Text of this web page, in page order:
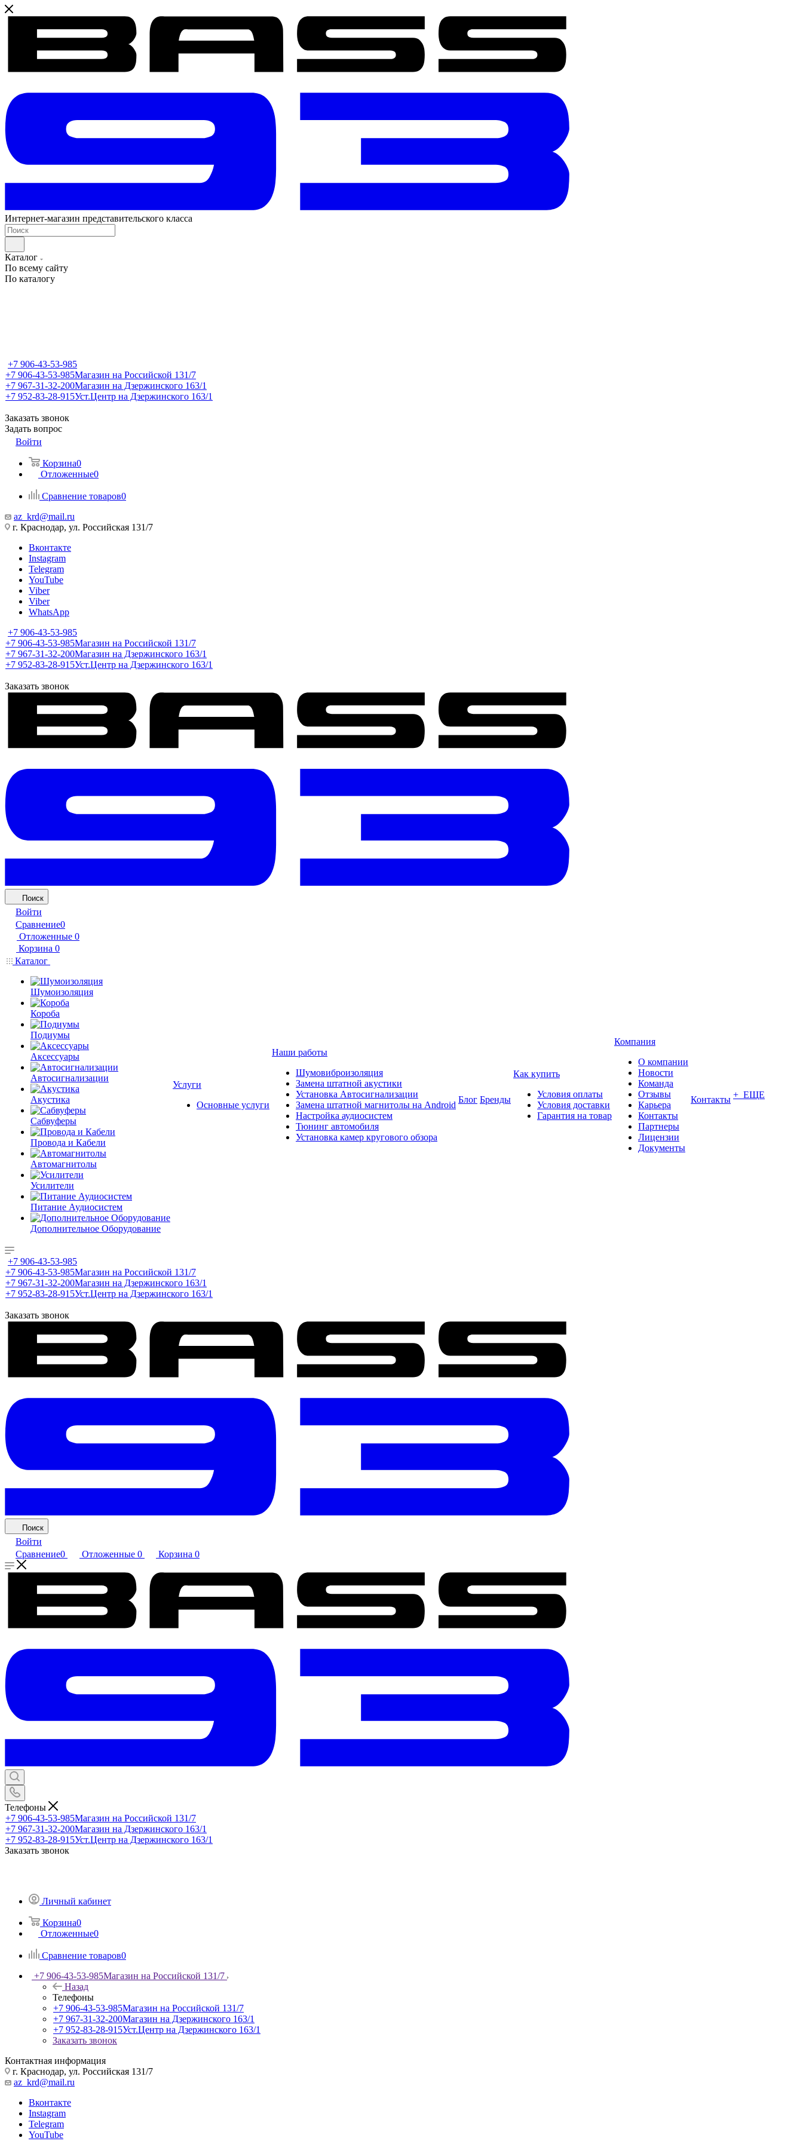
Интернет-магазин представительского класса
Каталог
По всему сайту
По каталогу
+7 906-43-53-985
+7 906-43-53-985Магазин на Российской 131/7
+7 967-31-32-200Магазин на Дзержинского 163/1
+7 952-83-28-915Уст.Центр на Дзержинского 163/1
Заказать звонок
Задать вопрос
Войти
Корзина0
Отложенные0
Сравнение товаров0
az_krd@mail.ru
г. Краснодар, ул. Российская 131/7
Вконтакте
Instagram
Telegram
YouTube
Viber
Viber
WhatsApp
+7 906-43-53-985
+7 906-43-53-985Магазин на Российской 131/7
+7 967-31-32-200Магазин на Дзержинского 163/1
+7 952-83-28-915Уст.Центр на Дзержинского 163/1
Заказать звонок
Поиск
Войти
Сравнение0
Отложенные 0
Корзина 0
Каталог
Шумоизоляция
Короба
Подиумы
Аксессуары
Автосигнализации
Акустика
Сабвуферы
Провода и Кабели
Автомагнитолы
Усилители
Питание Аудиосистем
Дополнительное Оборудование
Услуги
Основные услуги
Наши работы
Шумовиброизоляция
Замена штатной акустики
Установка Автосигнализации
Замена штатной магнитолы на Android
Настройка аудиосистем
Тюнинг автомобиля
Установка камер кругового обзора
Блог Бренды
Как купить
Условия оплаты
Условия доставки
Гарантия на товар
Компания
О компании
Новости
Команда
Отзывы
Карьера
Контакты
Партнеры
Лицензии
Документы
Контакты + ЕЩЕ
+7 906-43-53-985
+7 906-43-53-985Магазин на Российской 131/7
+7 967-31-32-200Магазин на Дзержинского 163/1
+7 952-83-28-915Уст.Центр на Дзержинского 163/1
Заказать звонок
Поиск
Войти
Сравнение0 Отложенные 0 Корзина 0
Телефоны
+7 906-43-53-985Магазин на Российской 131/7
+7 967-31-32-200Магазин на Дзержинского 163/1
+7 952-83-28-915Уст.Центр на Дзержинского 163/1
Заказать звонок
Личный кабинет
Корзина0
Отложенные0
Сравнение товаров0
+7 906-43-53-985Магазин на Российской 131/7
Назад
Телефоны
+7 906-43-53-985Магазин на Российской 131/7
+7 967-31-32-200Магазин на Дзержинского 163/1
+7 952-83-28-915Уст.Центр на Дзержинского 163/1
Заказать звонок
Контактная информация
г. Краснодар, ул. Российская 131/7
az_krd@mail.ru
Вконтакте
Instagram
Telegram
YouTube